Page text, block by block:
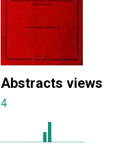
Abstracts views
4